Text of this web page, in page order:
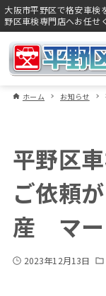
大阪市平野区で格安車検
野区車検専門店へお任せ
ホーム お知らせ
平野区
ご依頼
産 マー
2023年12月13日